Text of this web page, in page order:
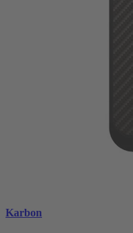
Karbon